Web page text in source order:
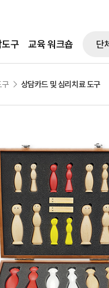
구 교육 워크숍 단
구 상담카드 및 심리치료 도구